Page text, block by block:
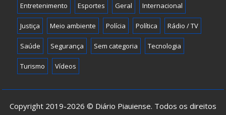
Entretenimento Esportes Geral Internacional
Justiça Meio ambiente Polícia Política Rádio / TV
Saúde Segurança Sem categoria Tecnologia
Turismo Vídeos
Copyright 2019-2026 © Diário Piauiense. Todos os direitos